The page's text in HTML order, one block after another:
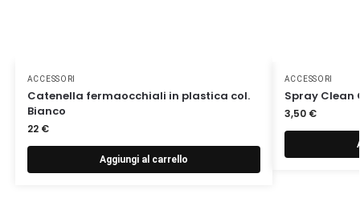
ACCESSORI
Catenella fermaocchiali in plastica col.
Bianco
22 €
Aggiungi al carrello
ACCESSORI
Spray Clean
3,50 €